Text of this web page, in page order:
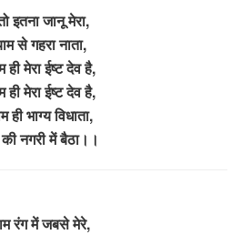
इतना जानू मेरा,
से गहरा नाता,
ही मेरा ईष्ट देव है,
ही मेरा ईष्ट देव है,
ही भाग्य विधाता,
नगरी में बैठा।।
रंग में जबसे मेरे,